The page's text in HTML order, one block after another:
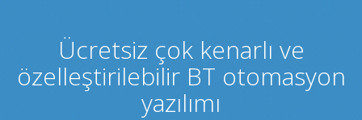
Ücretsiz çok kenarlı ve
özelleştirilebilir BT otomasyon
yazılımı